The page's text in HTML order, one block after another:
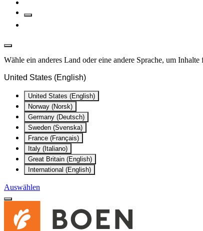
Wähle ein anderes Land oder eine andere Sprache, um Inhalte
United States (English)
United States (English)
Norway (Norsk)
Germany (Deutsch)
Sweden (Svenska)
France (Français)
Italy (Italiano)
Great Britain (English)
International (English)
Auswählen